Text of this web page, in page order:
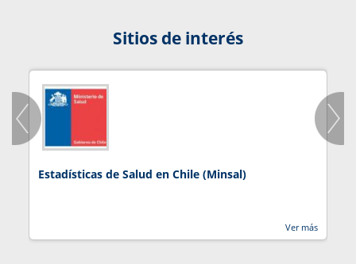
Sitios de interés
Estadísticas de Salud en Chile (Minsal)
Ver más